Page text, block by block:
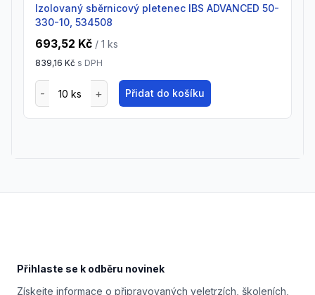
Izolovaný sběrnicový pletenec IBS ADVANCED 50-
330-10, 534508
693,52 Kč / 1 ks
839,16 Kč s DPH
Přidat do košíku
Přihlaste se k odběru novinek
Získejte informace o připravovaných veletrzích, školeních,